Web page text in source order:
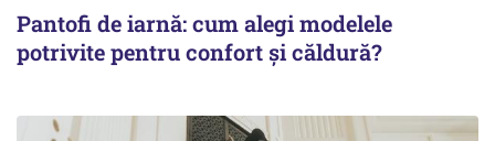
Pantofi de iarnă: cum alegi modelele
potrivite pentru confort și căldură?